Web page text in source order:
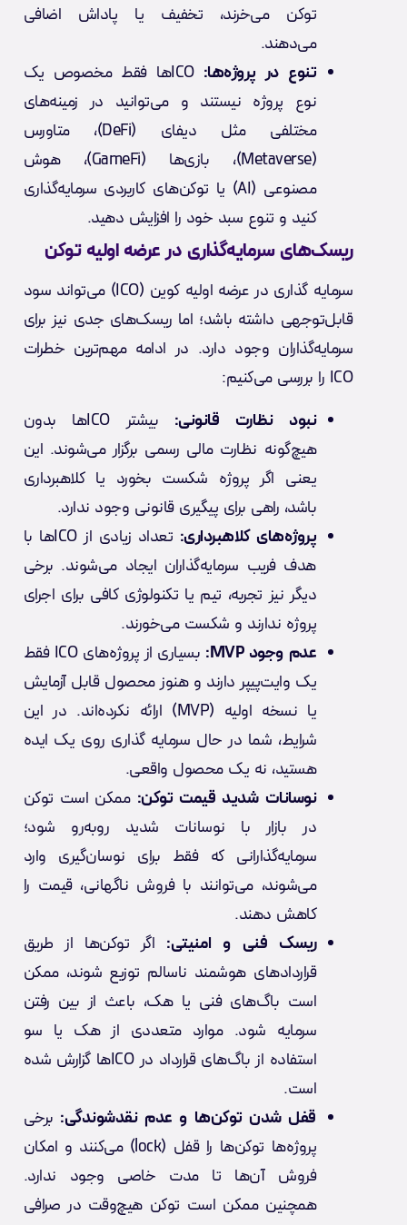
توکن می‌خرند، تخفیف یا پاداش اضافی
می‌دهند.
تنوع در پروژه‌ها:
ICOها فقط مخصوص یک
نوع پروژه نیستند و می‌توانید در زمینه‌های
مختلفی مثل دیفای (DeFi)، متاورس
(Metaverse)، بازی‌ها (GameFi)، هوش
مصنوعی (AI) یا توکن‌های کاربردی سرمایه‌گذاری
کنید و تنوع سبد خود را افزایش دهید.
ریسک‌های سرمایه‌گذاری در عرضه اولیه توکن
سرمایه گذاری در عرضه اولیه کوین (ICO) می‌تواند سود
قابل‌توجهی داشته باشد؛ اما ریسک‌های جدی نیز برای
سرمایه‌گذاران وجود دارد. در ادامه مهم‌ترین خطرات
ICO را بررسی می‌کنیم:
نبود نظارت قانونی:
بیشتر ICOها بدون
هیچ‌گونه نظارت مالی رسمی برگزار می‌شوند. این
یعنی اگر پروژه شکست بخورد یا کلاهبرداری
باشد، راهی برای پیگیری قانونی وجود ندارد.
پروژه‌های کلاهبرداری:
تعداد زیادی از ICOها با
هدف فریب سرمایه‌گذاران ایجاد می‌شوند. برخی
دیگر نیز تجربه، تیم یا تکنولوژی کافی برای اجرای
پروژه ندارند و شکست می‌خورند.
عدم وجود MVP:
بسیاری از پروژه‌های ICO فقط
یک وایت‌پیپر دارند و هنوز محصول قابل آزمایش
یا نسخه اولیه (MVP) ارائه نکرده‌اند. در این
شرایط، شما در حال سرمایه گذاری روی یک ایده
هستید، نه یک محصول واقعی.
نوسانات شدید قیمت توکن:ممکن است توکن
در بازار با نوسانات شدید روبه‌رو شود؛
سرمایه‌گذارانی که فقط برای نوسان‌گیری وارد
می‌شوند، می‌توانند با فروش ناگهانی، قیمت را
کاهش دهند.
ریسک فنی و امنیتی: اگر توکن‌ها از طریق
قراردادهای هوشمند ناسالم توزیع شوند، ممکن
است باگ‌های فنی یا هک، باعث از بین رفتن
سرمایه شود. موارد متعددی از هک‌ یا سو
استفاده از باگ‌های قرارداد در ICOها گزارش شده
است.
قفل شدن توکن‌ها و عدم نقدشوندگی: برخی
پروژه‌ها توکن‌ها را قفل (lock) می‌کنند و امکان
فروش آن‌ها تا مدت خاصی وجود ندارد.
همچنین ممکن است توکن هیچ‌وقت در صرافی